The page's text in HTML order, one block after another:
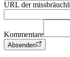
URL der
Kommentare
Absenden